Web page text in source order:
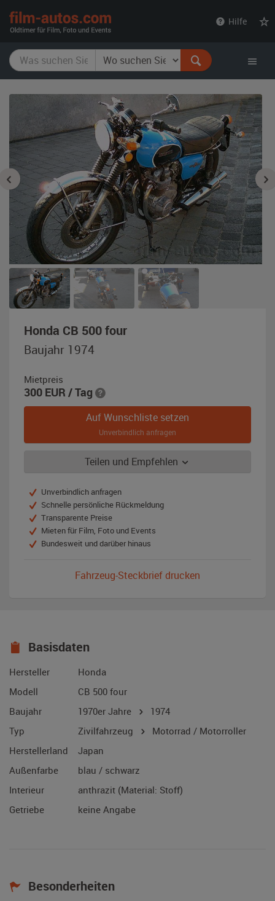
Hilfe
Honda CB 500 four,
schwarz
Baujahr 1974
Mietpreis
300 EUR / Tag
Auf Wunschliste setzen
Unverbindlich anfragen
Teilen und Empfehlen
Unverbindlich anfragen
Schnelle persönliche Rückmeldung
Transparente Preise
Mieten für Film, Foto und Events
Bundesweit und darüber hinaus
Fahrzeug-Steckbrief drucken
Basisdaten
Hersteller
Honda
Modell
CB 500 four
Baujahr
1970er Jahre
1974
Typ
Zivilfahrzeug
Motorrad / Motorroller
Herstellerland
Japan
Außenfarbe
blau / schwarz
Interieur
anthrazit (Material: Stoff)
Getriebe
keine Angabe
Besonderheiten